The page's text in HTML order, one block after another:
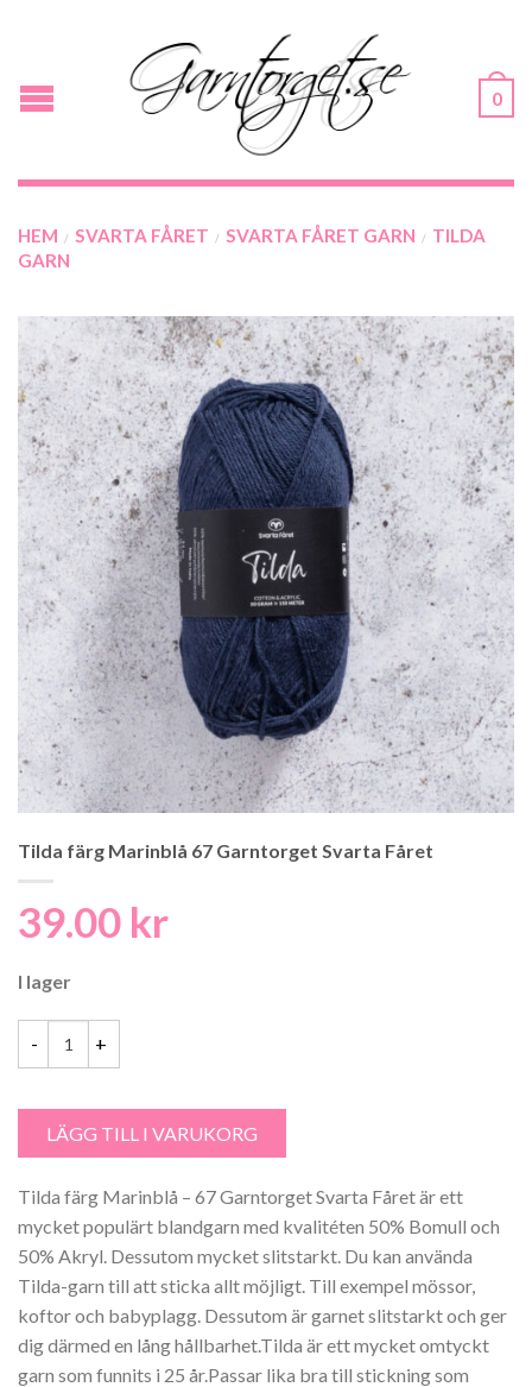
0
HEM / SVARTA FÅRET / SVARTA FÅRET GARN /
TILDA
GARN
Tilda färg Marinblå 67 Garntorget Svarta Fåret
39.00 kr
I lager
LÄGG TILL I VARUKORG
Tilda färg Marinblå – 67 Garntorget Svarta Fåret är ett
mycket populärt blandgarn med kvalitéten 50% Bomull och
50% Akryl. Dessutom mycket slitstarkt. Du kan använda
Tilda-garn till att sticka allt möjligt. Till exempel mössor,
koftor och babyplagg. Dessutom är garnet slitstarkt och ger
dig därmed en lång hållbarhet.Tilda är ett mycket omtyckt
garn som funnits i 25 år.Passar lika bra till stickning som